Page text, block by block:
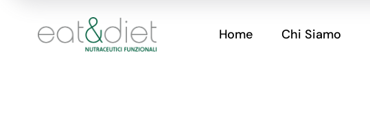
Home Chi Siamo